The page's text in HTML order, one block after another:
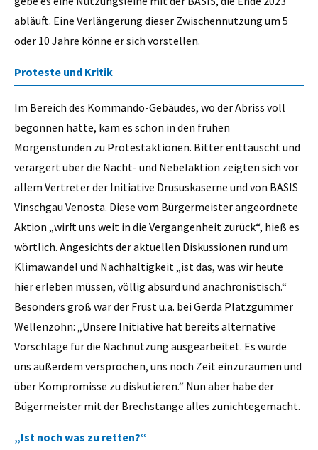
abläuft. Eine Verlängerung dieser Zwischennutzung um 5
oder 10 Jahre könne er sich vorstellen.
Proteste und Kritik
Im Bereich des Kommando-Gebäudes, wo der Abriss voll
begonnen hatte, kam es schon in den frühen
Morgenstunden zu Protestaktionen. Bitter enttäuscht und
verärgert über die Nacht- und Nebelaktion zeigten sich vor
allem Vertreter der Initiative Drususkaserne und von BASIS
Vinschgau Venosta. Diese vom Bürgermeister angeordnete
Aktion „wirft uns weit in die Vergangenheit zurück“, hieß es
wörtlich. Angesichts der aktuellen Diskussionen rund um
Klimawandel und Nachhaltigkeit „ist das, was wir heute
hier erleben müssen, völlig absurd und anachronistisch.“
Besonders groß war der Frust u.a. bei Gerda Platzgummer
Wellenzohn: „Unsere Initiative hat bereits alternative
Vorschläge für die Nachnutzung ausgearbeitet. Es wurde
uns außerdem versprochen, uns noch Zeit einzuräumen und
über Kompromisse zu diskutieren.“ Nun aber habe der
Bügermeister mit der Brechstange alles zunichtegemacht.
„Ist noch was zu retten?“